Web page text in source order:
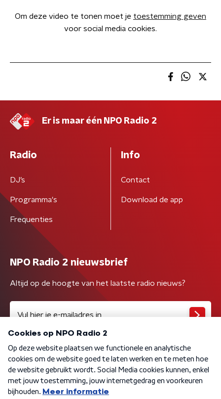
Om deze video te tonen moet je toestemming geven
voor social media cookies.
Er is maar één NPO Radio 2
Radio
DJ’s
Programma's
Frequenties
Info
Contact
Download de app
NPO Radio 2 nieuwsbrief
Altijd op de hoogte van het laatste radio nieuws?
Algemene voorwaarden